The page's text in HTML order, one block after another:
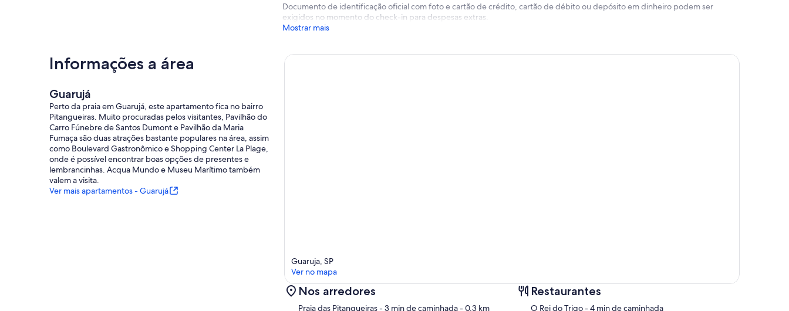
Documento de identificação oficial com foto e cartão de crédito, cartão de débito ou depósito em dinheiro podem ser
exigidos no momento do check-in para despesas extras.
Mostrar mais
Informações a área
Guarujá
Perto da praia em Guarujá, este apartamento fica no bairro
Pitangueiras. Muito procuradas pelos visitantes, Pavilhão do
Carro Fúnebre de Santos Dumont e Pavilhão da Maria
Fumaça são duas atrações bastante populares na área, assim
como Boulevard Gastronômico e Shopping Center La Plage,
onde é possível encontrar boas opções de presentes e
lembrancinhas. Acqua Mundo e Museu Marítimo também
valem a visita.
Ver mais apartamentos - Guarujá
Guaruja, SP
Ver no mapa
Nos arredores
Praia das Pitangueiras- 3 min de caminhada- 0.3 km
Restaurantes
‪O Rei do Trigo - ‬4 min de caminhada